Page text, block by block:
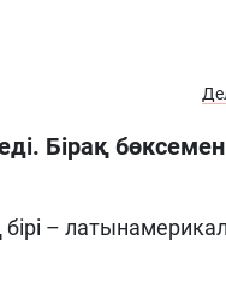
Бірақ бөксемен
–